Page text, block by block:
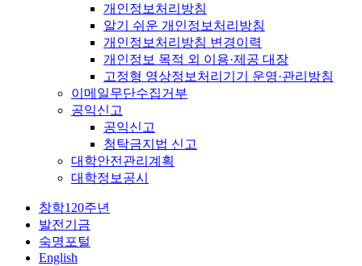
개인정보처리방침
알기 쉬운 개인정보처리방침
개인정보처리방침 변경이력
개인정보 목적 외 이용·제공 대장
고정형 영상정보처리기기 운영·관리방침
이메일무단수집거부
공익신고
공익신고
청탁금지법 신고
대학안전관리계획
대학정보공시
창학120주년
발전기금
숙명포털
English